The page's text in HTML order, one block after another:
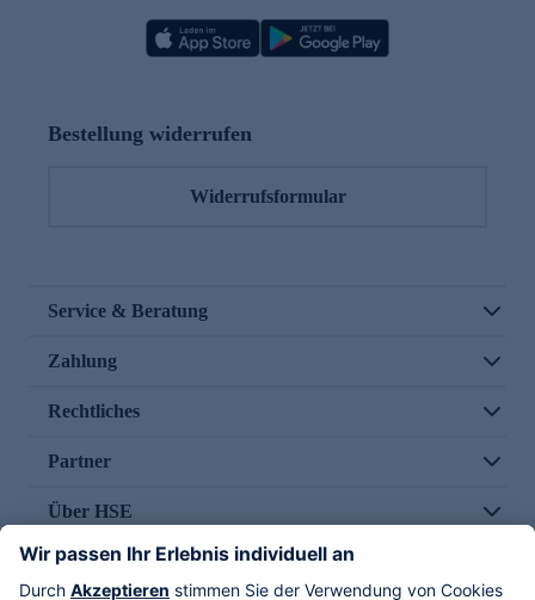
Bestellung widerrufen
Widerrufsformular
Service & Beratung
Zahlung
Rechtliches
Partner
Über HSE
Im TV